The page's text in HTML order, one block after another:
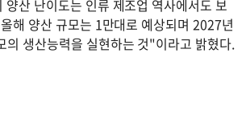
산 난이도는 인류 제조업 역사에서도 보
해 양산 규모는 1만대로 예상되며 2027년
의 생산능력을 실현하는 것"이라고 밝혔다.